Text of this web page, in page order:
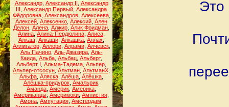
Александр, Александр II Александр
III Александр Первый Александра
Фёдоровна, Александров, Алексеева,
Алексей Алексенко Алексий Ален
Делон Алена Алжир Алик Фридман
Алина Алина-Пердюлина Алиса
Алкаш Алкаши Алкашка Аллах
Аллигатор, Аллори, Алрами, Алчевск,
Аль Пачино, Аль-Джазира, Аль-
Каида Альба Альбац Альберт,
Альберт I Альма-Тадема Альпер
Альпер-отсосун Альтман АльтманХ
Альфа Аляска Алёша Алёшка
Алёшка-придурок, Амальрик,
Аманда Америк Америка
Американцы Америкюки Амнистия
Амона Ампутация Амстердам
Это